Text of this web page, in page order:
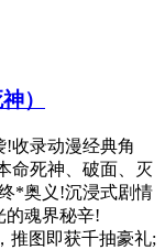
）
!收录动漫经典角
命死神、破面、灭
*奥义!沉浸式剧情
光的魂界秘辛!
图即获千抽豪礼;